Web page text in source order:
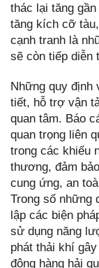
thác lại tăng
tăng kích cỡ
cạnh tranh là
sẽ còn tiếp diễn
Những quy định
tiết, hỗ trợ vận
quan tâm. Báo
quan trọng liên
trong các khiếu
thương, đảm
cung ứng, an
Trong số những
lập các biện
sử dụng năng
phát thải khí
động hàng hải